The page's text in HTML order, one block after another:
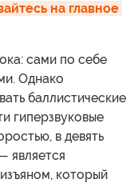
на главное
сами по себе
Однако
баллистические
гиперзвуковые
в девять
является
который